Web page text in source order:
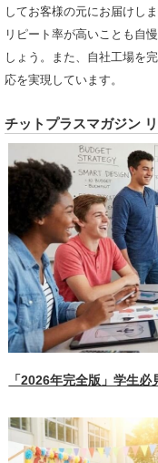
してお客様の元にお届けしま
リピート率が高いことも自
しょう。また、自社工場を
応を実現しています。
チットプラスマガジン
「2026年完全版」学生